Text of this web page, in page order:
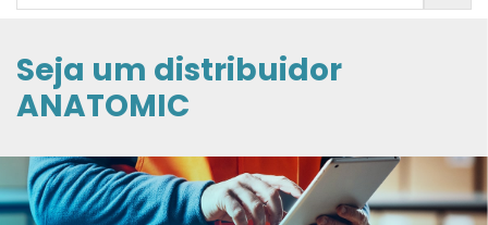
Seja um distribuidor
ANATOMIC